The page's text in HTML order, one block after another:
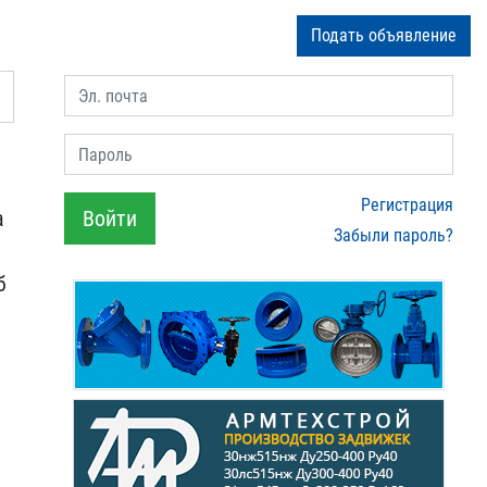
Подать объявление
Эл. почта
Пароль
Войти
Регистрация
Забыли пароль?